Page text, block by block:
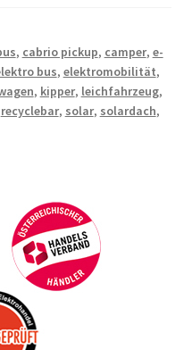
, cabrio pickup, camper, e-
bus, elektromobilität,
, kipper, leichfahrzeug,
recyclebar, solar, solardach,